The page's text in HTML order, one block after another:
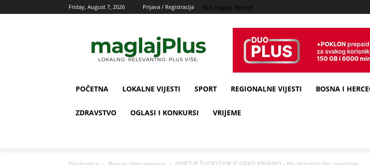
Friday, August 7, 2026 Prijava / Registracija No menu items!
POČETNA LOKALNE VIJESTI SPORT REGIONALNE VIJESTI BOSNA I
ZDRAVSTVO OGLASI I KONKURSI VRIJEME